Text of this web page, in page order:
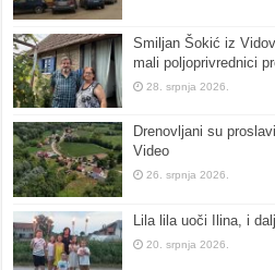
Smiljan Šokić iz
mali poljoprivrednici
28. srpnja 2026.
Drenovljani su
Video
26. srpnja 2026.
Lila lila uoči Ilina, i
20. srpnja 2026.